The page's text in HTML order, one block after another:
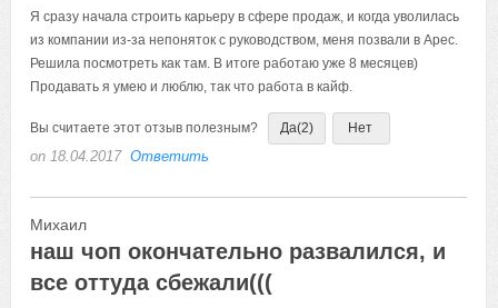
Я сразу начала строить карьеру в сфере продаж, и когда уволилась
из компании из-за непоняток с руководством, меня позвали в Арес.
Решила посмотреть как там. В итоге работаю уже 8 месяцев)
Продавать я умею и люблю, так что работа в кайф.
Вы считаете этот отзыв полезным? Да(2) Нет
on 18.04.2017 Ответить
Михаил
наш чоп окончательно развалился, и
все оттуда сбежали(((